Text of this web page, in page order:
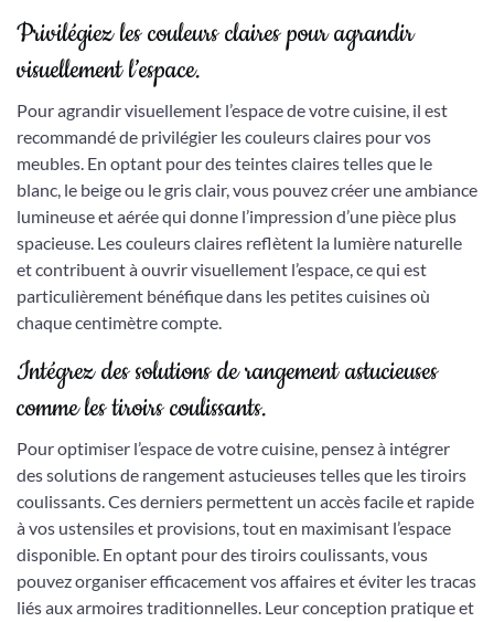
Privilégiez les couleurs claires pour agrandir
visuellement l’espace.
Pour agrandir visuellement l’espace de votre cuisine, il est
recommandé de privilégier les couleurs claires pour vos
meubles. En optant pour des teintes claires telles que le
blanc, le beige ou le gris clair, vous pouvez créer une ambiance
lumineuse et aérée qui donne l’impression d’une pièce plus
spacieuse. Les couleurs claires reflètent la lumière naturelle
et contribuent à ouvrir visuellement l’espace, ce qui est
particulièrement bénéfique dans les petites cuisines où
chaque centimètre compte.
Intégrez des solutions de rangement astucieuses
comme les tiroirs coulissants.
Pour optimiser l’espace de votre cuisine, pensez à intégrer
des solutions de rangement astucieuses telles que les tiroirs
coulissants. Ces derniers permettent un accès facile et rapide
à vos ustensiles et provisions, tout en maximisant l’espace
disponible. En optant pour des tiroirs coulissants, vous
pouvez organiser efficacement vos affaires et éviter les tracas
liés aux armoires traditionnelles. Leur conception pratique et